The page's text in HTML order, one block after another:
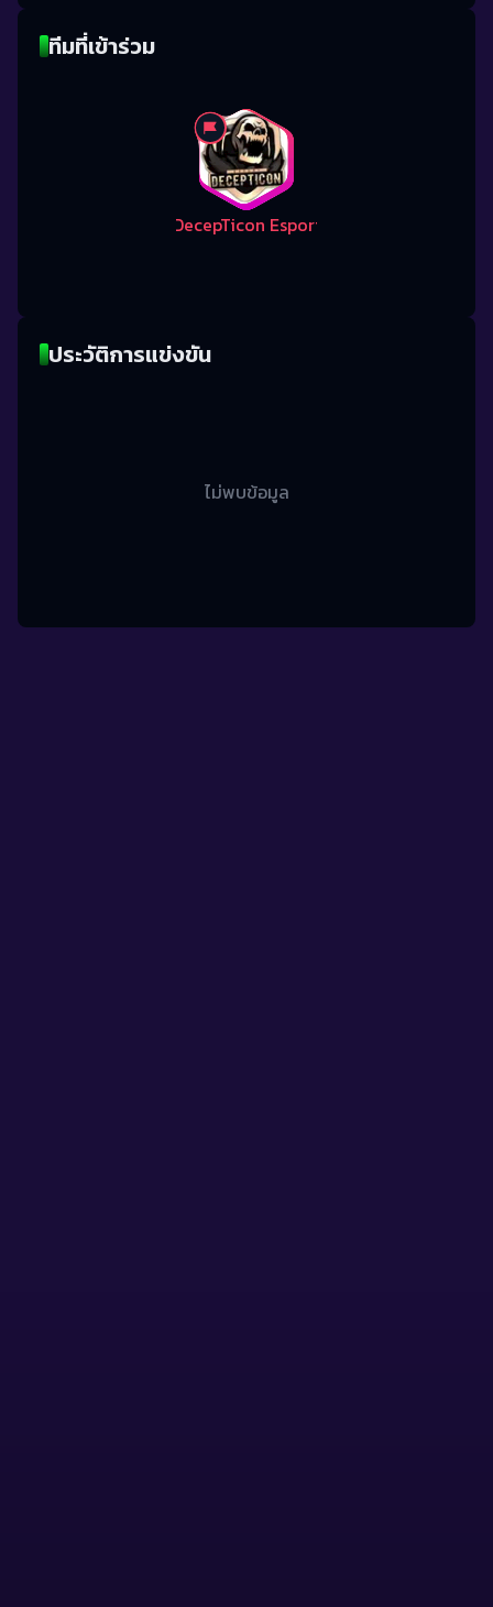
ทีมที่เข้าร่วม
DecepTicon Esport
ประวัติการแข่งขัน
ไม่พบข้อมูล